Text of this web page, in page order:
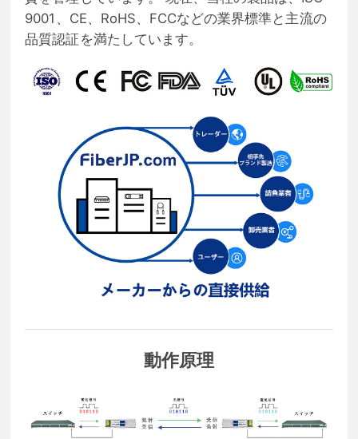
9001、CE、RoHS、FCCなどの業界標準と主流の
品質認証を満たしています。
動作原理